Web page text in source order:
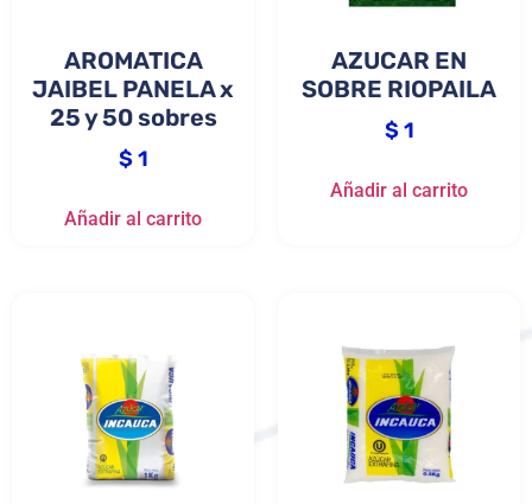
AROMATICA
JAIBEL PANELA x
25 y 50 sobres
$1
Añadir al carrito
AZUCAR EN
SOBRE RIOPAILA
$1
Añadir al carrito